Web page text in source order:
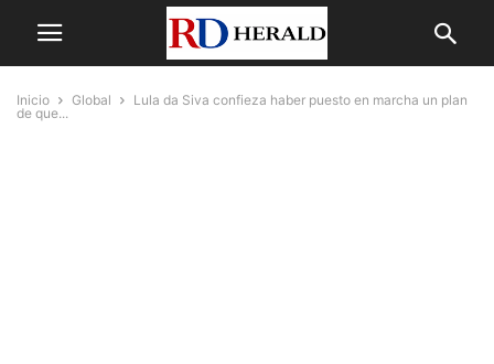
Inicio Global
Lula da Siva confieza haber puesto en marcha un plan
de que...